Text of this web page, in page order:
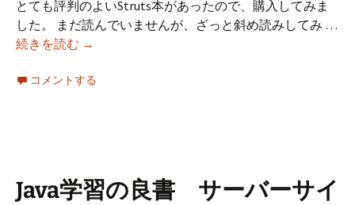
とても評判のよいStruts本があったので、購入してみま
した。 まだ読んでいませんが、ざっと斜め読みしてみ …
続きを読む Java
習
に
よ
→
コメントする
Java学習の良書 サーバーサイ